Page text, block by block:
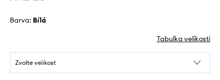
Barva: bílá
Tabulka velikosti
Zvolte velikost